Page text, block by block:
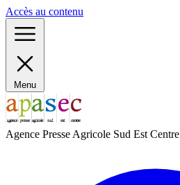
Accès au contenu
Menu
Agence Presse Agricole Sud Est Centre
Panneau de gestion des cookies